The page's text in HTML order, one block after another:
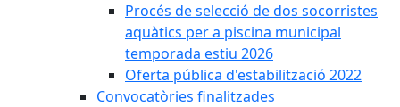
Procés de selecció de dos socorristes
aquàtics per a piscina municipal
temporada estiu 2026
Oferta pública d'estabilització 2022
Convocatòries finalitzades